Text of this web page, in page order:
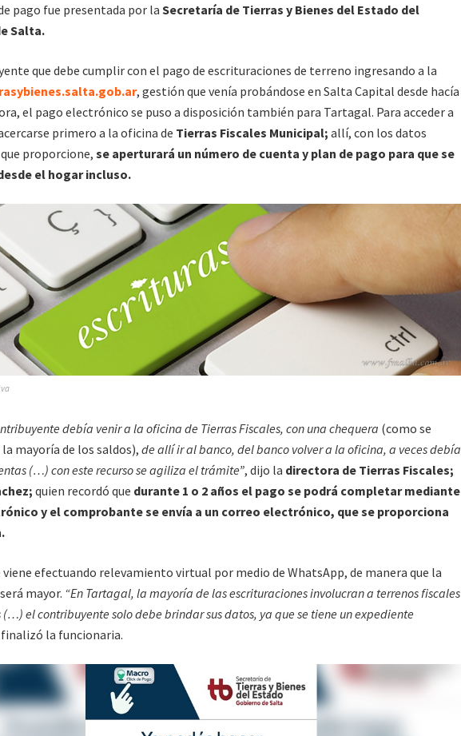
pago fue presentada por la Secretaría de Tierras y Bienes del Estado del
Salta.
que debe cumplir con el pago de escrituraciones de terreno ingresando a la
, gestión que venía probándose en Salta Capital desde hacía
el pago electrónico se puso a disposición también para Tartagal. Para acceder a
primero a la oficina de Tierras Fiscales Municipal; allí, con los datos
proporcione,se aperturará un número de cuenta y plan de pago para que se
el hogar incluso.
debía venir a la oficina de Tierras Fiscales, con una chequera (como se
mayoría de los saldos), de allí ir al banco, del banco volver a la oficina, a veces debía
(…) con este recurso se agiliza el trámite”, dijo la directora de Tierras Fiscales;
quien recordó que durante 1 o 2 años el pago se podrá completar mediante
y el comprobante se envía a un correo electrónico, que se proporciona
viene efectuando relevamiento virtual por medio de WhatsApp, de manera que la
mayor. “En Tartagal, la mayoría de las escrituraciones involucran a terrenos fiscales
el contribuyente solo debe brindar sus datos, ya que se tiene un expediente
finalizó la funcionaria.